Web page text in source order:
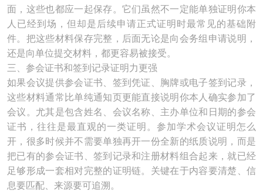
面，这些也都应一起保存。它们虽然不一定能单独证明你本
人已经到场，但却是后续申请正式证明时最常见的基础附
件。把这些材料保存完整，后面无论是向会务组申请说明，
还是向单位提交材料，都更容易被接受。
三、参会证书和签到记录证明力更强
如果会议提供参会证书、签到凭证、胸牌或电子签到记录，
这些材料通常比单纯通知页更能直接说明你本人确实参加了
会议。尤其是包含姓名、会议名称、主办单位和日期的参会
证书，往往是最直观的一类证明。参加学术会议证明怎么
开，很多时候并不需要单独再开一份全新的纸质说明，而是
把已有的参会证书、签到记录和注册材料组合起来，就已经
足够形成一套相对完整的证明链。关键在于内容要清楚、信
息要匹配、来源要可追溯。